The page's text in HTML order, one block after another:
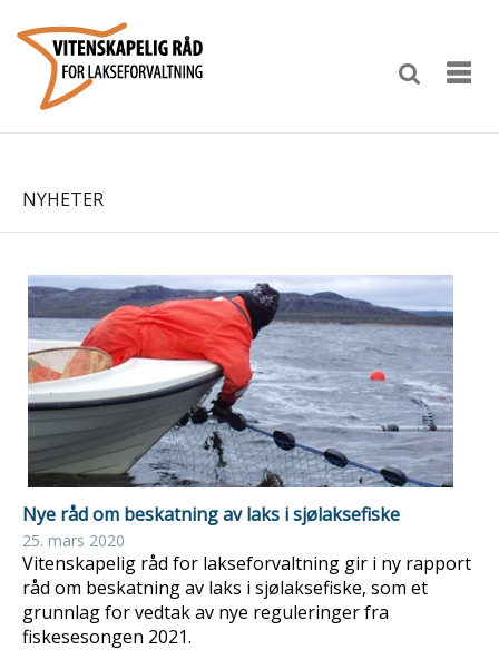
NYHETER
Nye råd om beskatning av laks i sjølaksefiske
25. mars 2020
Vitenskapelig råd for lakseforvaltning gir i ny rapport
råd om beskatning av laks i sjølaksefiske, som et
grunnlag for vedtak av nye reguleringer fra
fiskesesongen 2021.